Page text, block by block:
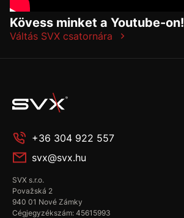
Kövess minket a Youtube-on!
Váltás SVX csatornára
+36 304 922 557
svx@svx.hu
SVX s.r.o.
Považská 2
940 01 Nové Zámky
Cégjegyzékszám: 45615993